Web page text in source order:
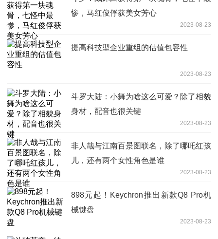
惨，马红俊俘获美女芳心
2023-08-23
提高科技型企业重组的估值包容性
2023-08-23
斗罗大陆：小舞为啥这么可爱？除了相貌
身材，配音也很关键
2023-08-23
非人哉与江南百景图联名，除了哪吒红孩
儿，还有两个女性角色是谁
2023-08-23
898元起！Keychron推出新款Q8 Pro机
械键盘
2023-08-23